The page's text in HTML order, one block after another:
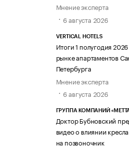
Мнение эксперта
6 августа 2026
VERTICAL HOTELS
Итоги 1 полугодия
рынке апартаментов
Петербурга
Мнение эксперта
6 августа 2026
ГРУППА КОМПАНИЙ
Доктор Бубновский
видео о влиянии
на позвоночник